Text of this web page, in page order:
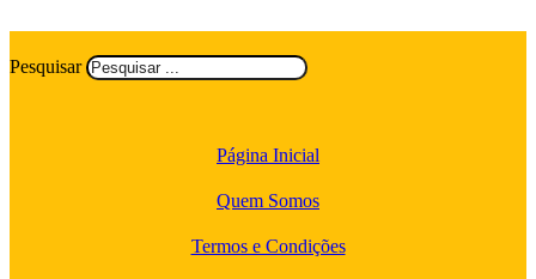
Pesquisar
Página Inicial
Quem Somos
Termos e Condições